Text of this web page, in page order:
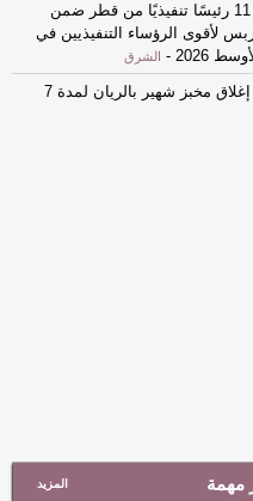
11 رئيسًا تنفيذيًا من قطر ضمن
لأقوى الرؤساء التنفيذيين في
2026
- الشرق
إغلاق مخبز شهير بالريان لمدة 7
-
مهمة المزيد